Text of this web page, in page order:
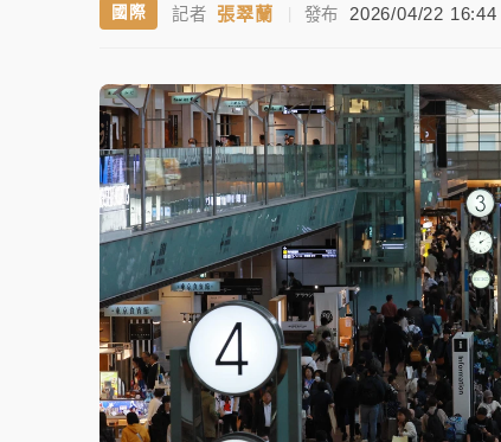
女律師陳昱瑄詐慈濟10億！黃金158kg遭
中信慈善基金會想增加董事人數！辜仲
故宮《龍藏經》特展第2檔！今線上預約
台東農業處長涉圖利渡假村！東檢抗告
父親節泡湯了！中颱白海豚雨彈轟3天 「
國際 記者 張翠蘭 | 發布 2026/04/22 16:44